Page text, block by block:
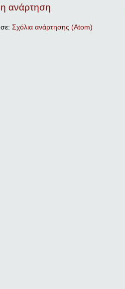
ανάρτηση
Σχόλια ανάρτησης (Atom)